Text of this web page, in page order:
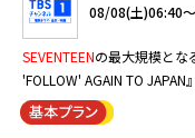
08/08(土)06:40
SEVENTEENの最大規模とな
'FOLLOW' AGAIN TO
ットで独占放送！